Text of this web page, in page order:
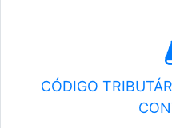
CÓDIGO